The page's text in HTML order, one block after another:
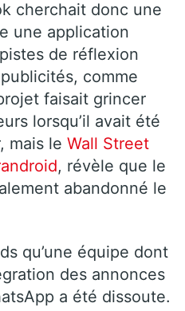
cherchait donc une
une application
de réflexion
comme
faisait grincer
lorsqu’il avait été
mais le Wall Street
, révèle que le
abandonné le
qu’une équipe dont
des annonces
a été dissoute.